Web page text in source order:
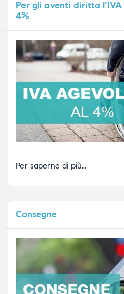
Pergli aventi diritto
4%
Per saperne di più…
Consegne